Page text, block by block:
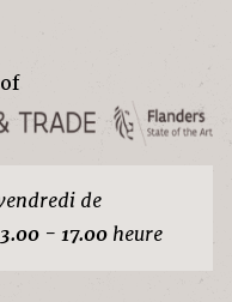
de
- 17.00heure